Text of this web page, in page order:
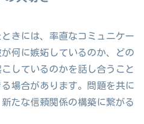
きには、率直なコミュニケー
何に嫉妬しているのか、どの
しているのかを話し合うこと
場合があります。問題を共に
たな信頼関係の構築に繋がる